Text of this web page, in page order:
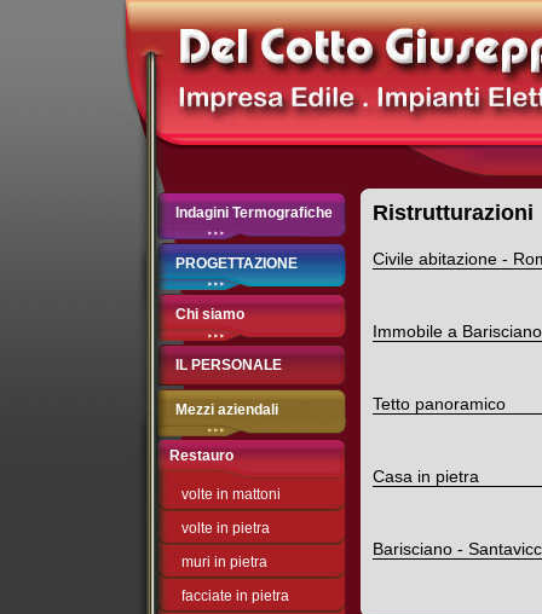
Indagini Termografiche
PROGETTAZIONE
Chi siamo
IL PERSONALE
Mezzi aziendali
Restauro
volte in mattoni
volte in pietra
muri in pietra
facciate in pietra
Ristrutturazioni
Civile abitazione -
Immobile a Barisciano
Tetto panoramico
Casa in pietra
Barisciano -